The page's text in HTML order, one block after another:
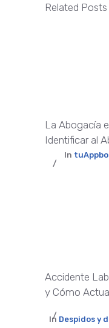
Related Posts
La Abogacía
Identificar al
In
Accidente
y Cómo
In Despidos y